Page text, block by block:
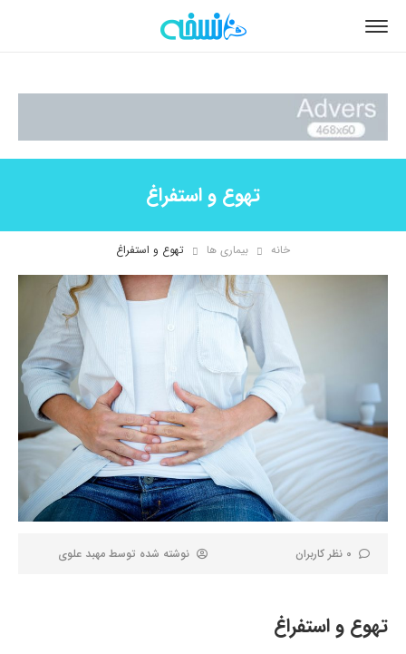
تهوع و استفراغ
خانه بیماری ها تهوع و استفراغ
0 نظر کاربران نوشته شده توسط مهبد علوی
تهوع و استفراغ